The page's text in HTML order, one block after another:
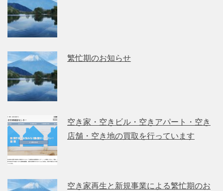
繁忙期のお知らせ
空き家・空きビル・空きアパート・空き
店舗・空き地の買取を行っています
空き家再生と新規事業による繁忙期のお